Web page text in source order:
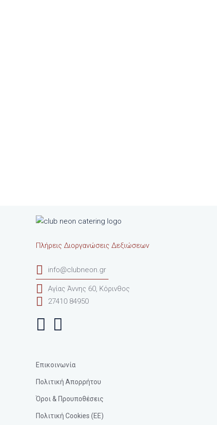
Πλήρεις Διοργανώσεις Δεξιώσεων
info@clubneon.gr
Αγίας Άννης 60, Κόρινθος
27410 84950
Visit Social Icon
Επικοινωνία
Πολιτική Απορρήτου
Όροι & Προυποθέσεις
Πολιτική Cookies (ΕΕ)